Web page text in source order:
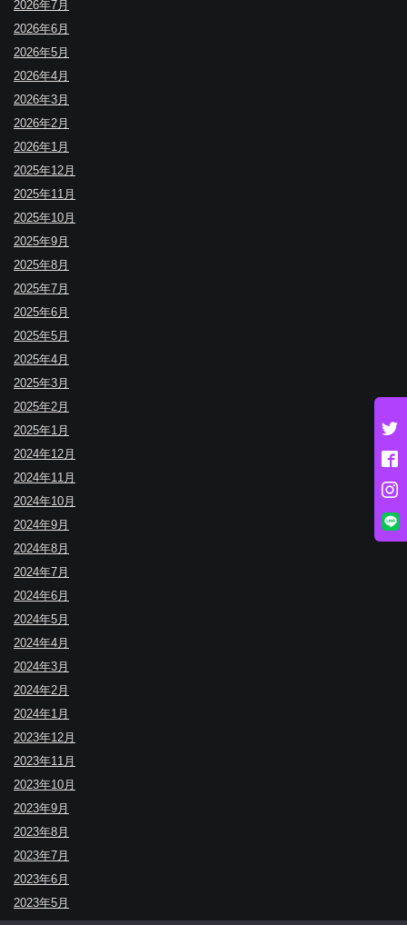
2026年7月
2026年6月
2026年5月
2026年4月
2026年3月
2026年2月
2026年1月
2025年12月
2025年11月
2025年10月
2025年9月
2025年8月
2025年7月
2025年6月
2025年5月
2025年4月
2025年3月
2025年2月
2025年1月
2024年12月
2024年11月
2024年10月
2024年9月
2024年8月
2024年7月
2024年6月
2024年5月
2024年4月
2024年3月
2024年2月
2024年1月
2023年12月
2023年11月
2023年10月
2023年9月
2023年8月
2023年7月
2023年6月
2023年5月